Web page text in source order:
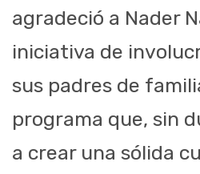
agradeció a Nader
iniciativa de
sus padres de
programa que, sin
a crear una sólida